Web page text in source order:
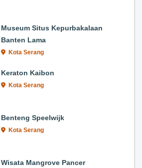
Museum Situs Kepurbakalaan
Banten Lama
Kota Serang
Keraton Kaibon
Kota Serang
Benteng Speelwijk
Kota Serang
Wisata Mangrove Pancer